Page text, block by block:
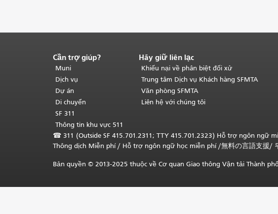
Kết
thúc
nội
dung
trang.Phần
còn
trang
này
được
Cần trợ giúp?
Muni
Dịch vụ
Dự án
Di chuyển
SF 311
Thông tin khu vực 511
Hãy giữ liên lạc
Khiếu nại về phân biệt đối xử
Trung tâm Dịch vụ Khách hàng SFMTA
Văn phòng SFMTA
Liên hệ với chúng tôi
☎ 311 (Outside SF 415.701.2311; TTY 415.701.2323) Hỗ trợ ngôn ngữ
Thông dịch Miễn phí/ Hỗ trợ ngôn ngữ học miễn phí/無料の言語支援/
Bản quyền © 2013-2025 thuộc về Cơ quan Giao thông Vận tải Thành